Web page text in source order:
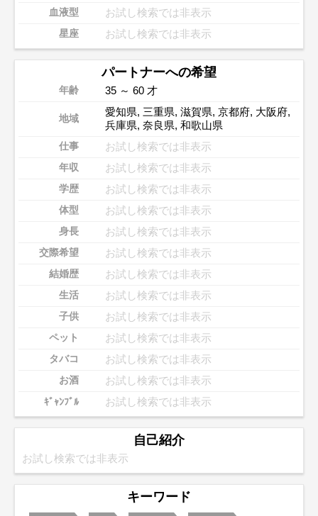
血液型 お試し検索では非表示
星座 お試し検索では非表示
パートナーへの希望
年齢 35 ～ 60 才
地域
愛知県, 三重県, 滋賀県, 京都府, 大阪府,
兵庫県, 奈良県, 和歌山県
仕事 お試し検索では非表示
年収 お試し検索では非表示
学歴 お試し検索では非表示
体型 お試し検索では非表示
身長 お試し検索では非表示
交際希望 お試し検索では非表示
結婚歴 お試し検索では非表示
生活 お試し検索では非表示
子供 お試し検索では非表示
ペット お試し検索では非表示
タバコ お試し検索では非表示
お酒 お試し検索では非表示
ｷﾞｬﾝﾌﾞﾙ お試し検索では非表示
自己紹介
お試し検索では非表示
キーワード